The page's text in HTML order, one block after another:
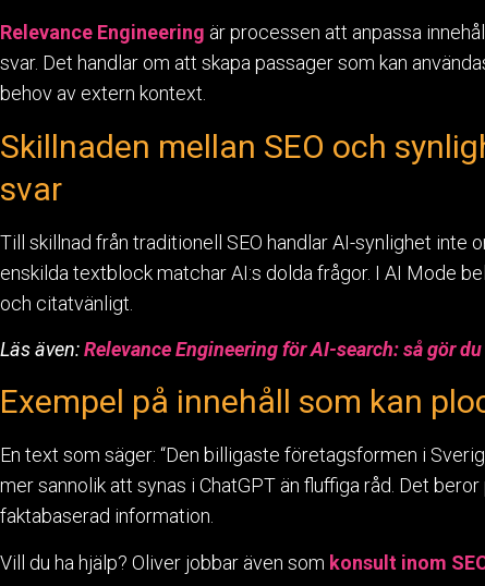
Relevance Engineering är processen att anpassa
svar. Det handlar om att skapa passager som kan
behov av extern kontext.
Skillnaden mellan SEO och
svar
Till skillnad från traditionell SEO handlar AI-synlighet inte
enskilda textblock matchar AI:s dolda frågor. I AI Mode
och citatvänligt.
Läs även:Relevance Engineering för AI-search: så gör
Exempel på innehåll som kan
En text som säger: “Den billigaste företagsformen i
mer sannolik att synas i ChatGPT än fluffiga råd. Det
faktabaserad information.
Vill du ha hjälp? Oliver jobbar även som konsult inom